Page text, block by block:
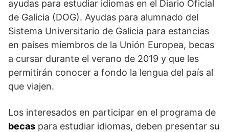
ayudas para estudiar idiomas en el Diario Oficial
de Galicia (DOG). Ayudas para alumnado del
Sistema Universitario de Galicia para estancias
en países miembros de la Unión Europea, becas
a cursar durante el verano de 2019 y que les
permitirán conocer a fondo la lengua del país al
que viajen.
Los interesados en participar en el programa de
becas para estudiar idiomas, deben presentar su